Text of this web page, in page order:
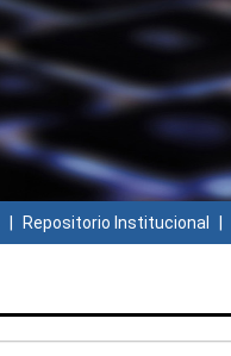
Repositorio Institucional